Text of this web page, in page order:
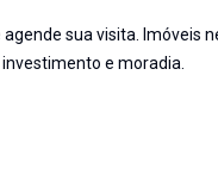
sua visita. Imóveis
e moradia.